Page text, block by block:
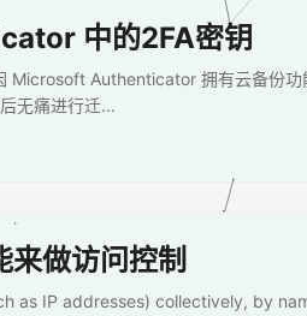
中的2FA密钥
Microsoft Authenticator 拥有云备份功
无痛进行迁...
做访问控制
as IP addresses) collectively, by